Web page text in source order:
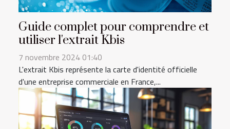
Guide complet pour comprendre et
utiliser l'extrait Kbis
7 novembre 2024 01:40
L'extrait Kbis représente la carte d'identité officielle
d'une entreprise commerciale en France,...